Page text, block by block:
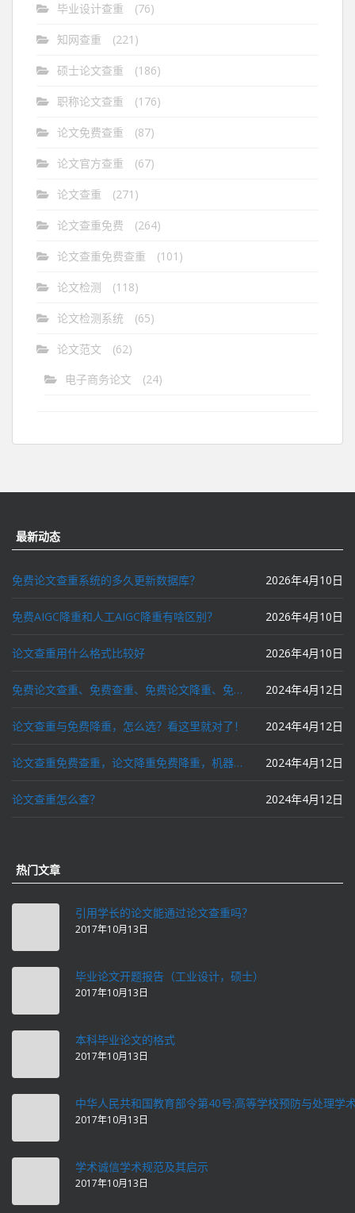
毕业设计查重 (76)
知网查重 (221)
硕士论文查重 (186)
职称论文查重 (176)
论文免费查重 (87)
论文官方查重 (67)
论文查重 (271)
论文查重免费 (264)
论文查重免费查重 (101)
论文检测 (118)
论文检测系统 (65)
论文范文
(62)
电子商务论文
(24)
最新动态
免费论文查重系统的多久更新数据库？ 2026年4月10日
免费AIGC降重和人工AIGC降重有啥区别？ 2026年4月10日
论文查重用什么格式比较好 2026年4月10日
免费论文查重、免费查重、免费论文降重、免费降重、智能降重、一键降重、降低AIGC写作率、AI写论文，这些名词你了解吗？ 2024年4月12日
论文查重与免费降重，怎么选？看这里就对了！ 2024年4月12日
论文查重免费查重，论文降重免费降重，机器降重，人工降重，降低AIGC写作率，ai写论文，都要选论文狗和paperdog以及文思慧达！ 2024年4月12日
论文查重怎么查？ 2024年4月12日
热门文章
引用学长的论文能通过论文查重吗？
2017年10月13日
毕业论文开题报告（工业设计，硕士）
2017年10月13日
本科毕业论文的格式
2017年10月13日
中华人民共和国教育部令第40号:高等学校预防与处理学
2017年10月13日
学术诚信学术规范及其启示
2017年10月13日